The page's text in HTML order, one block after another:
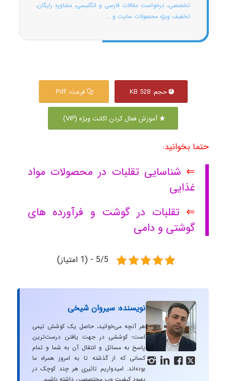
تخصصی، درخواست مقالات فارسی و انگلیسی، مشاوره رایگان،
تخفیف ویژه محصولات سایت و ...
حجم: 528 KB فرمت: Pdf
آموزش فعال کردن اکانت ویژه (VIP)
حتما بخوانید:
⇐ شناسایی تقلبات در محصولات مواد
غذایی
⇐تقلبات در گوشت و فرآورده های
گوشتی و دامی
5/5 - (1 امتیاز)
   
نویسنده: سیروان شیخی
هر آنچه می‌خوانید، حاصل یک کوشش تیمی
است؛ کوششی در جهت یافتن درست‌ترین
پاسخ به مسائل و انتقال آن به شما و تمام
کسانی که از گذشته تا به امروز همراه ما
بوده‌اند. امیدواریم تاثیری هر چند کوچک در